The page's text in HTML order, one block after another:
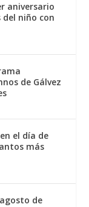
aniversario
niño con
de Gálvez
el día de
más
de